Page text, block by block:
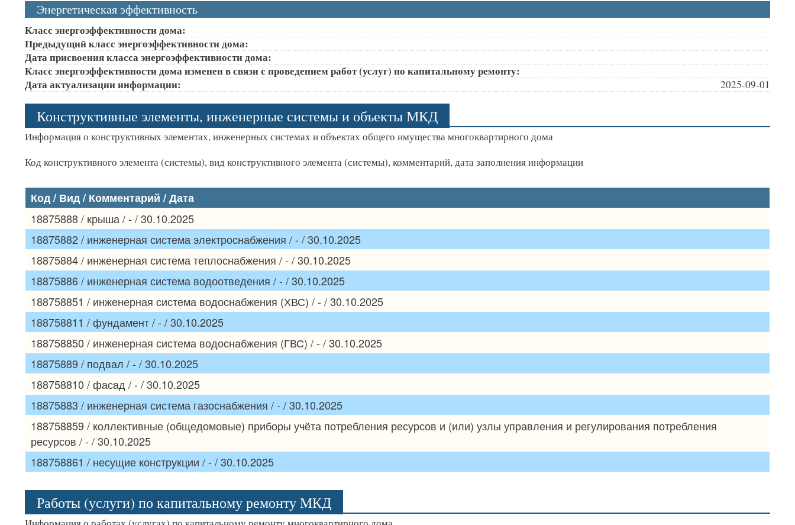
Энергетическая эффективность
Класс энергоэффективности дома:
Предыдущий класс энергоэффективности дома:
Дата присвоения класса энергоэффективности дома:
Класс энергоэффективности дома изменен в связи с проведением работ (услуг) по капитальному ремонту:
Дата актуализации информации:
2025-09-01
Конструктивные элементы, инженерные системы и объекты МКД
Информация о конструктивных элементах, инженерных системах и объектах общего имущества многоквартирного дома
Код конструктивного элемента (системы), вид конструктивного элемента (системы), комментарий, дата заполнения информации
Код / Вид / Комментарий / Дата
18875888 / крыша / - / 30.10.2025
18875882 / инженерная система электроснабжения / - / 30.10.2025
18875884 / инженерная система теплоснабжения / - / 30.10.2025
18875886 / инженерная система водоотведения / - / 30.10.2025
188758851 / инженерная система водоснабжения (ХВС) / - / 30.10.2025
188758811 / фундамент / - / 30.10.2025
188758850 / инженерная система водоснабжения (ГВС) / - / 30.10.2025
18875889 / подвал / - / 30.10.2025
188758810 / фасад / - / 30.10.2025
18875883 / инженерная система газоснабжения / - / 30.10.2025
188758859 / коллективные (общедомовые) приборы учёта потребления ресурсов и (или) узлы управления и регулирования потребления
ресурсов / - / 30.10.2025
188758861 / несущие конструкции / - / 30.10.2025
Работы (услуги) по капитальному ремонту МКД